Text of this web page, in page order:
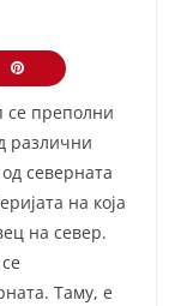
се преполни
различни
северната
на која
на север.
Таму, е